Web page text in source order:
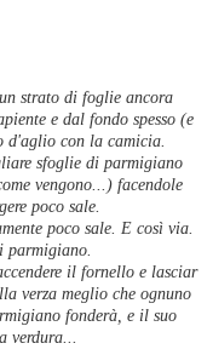
strato di foglie ancora
e dal fondo spesso (e
d'aglio con la camicia.
sfoglie di parmigiano
vengono...) facendole
poco sale.
poco sale. E così via.
parmigiano.
il fornello e lasciar
verza meglio che ognuno
fonderà, e il suo